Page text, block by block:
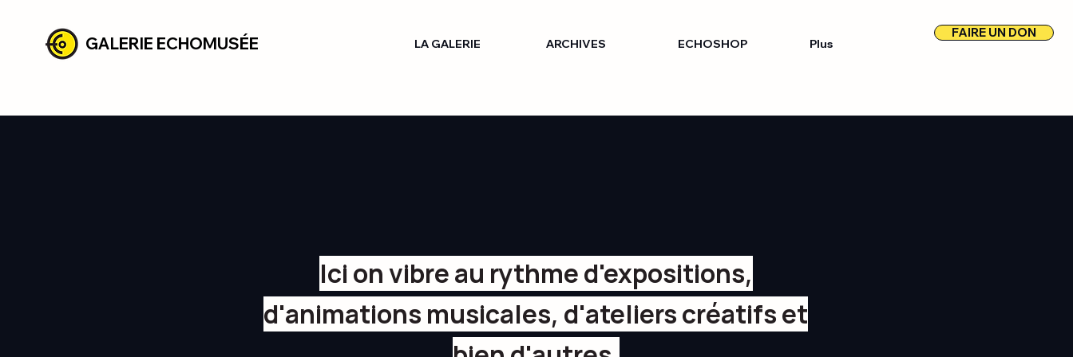
GALERIE ECHOMUSÉE LA GALERIE ARCHIVES ECHOSHOP Plus
FAIRE UN DON
Ici on vibre au rythme d'expositions,
d'animations musicales, d'ateliers créatifs et